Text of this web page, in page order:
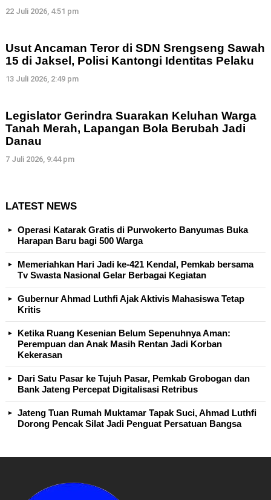
22 Juli 2026, 4:51 pm
Usut Ancaman Teror di SDN Srengseng Sawah
15 di Jaksel, Polisi Kantongi Identitas Pelaku
13 Juli 2026, 2:49 pm
Legislator Gerindra Suarakan Keluhan Warga
Tanah Merah, Lapangan Bola Berubah Jadi
Danau
7 Juli 2026, 9:44 pm
LATEST NEWS
Operasi Katarak Gratis di Purwokerto Banyumas Buka
Harapan Baru bagi 500 Warga
Memeriahkan Hari Jadi ke-421 Kendal, Pemkab bersama
Tv Swasta Nasional Gelar Berbagai Kegiatan
Gubernur Ahmad Luthfi Ajak Aktivis Mahasiswa Tetap
Kritis
Ketika Ruang Kesenian Belum Sepenuhnya Aman:
Perempuan dan Anak Masih Rentan Jadi Korban
Kekerasan
Dari Satu Pasar ke Tujuh Pasar, Pemkab Grobogan dan
Bank Jateng Percepat Digitalisasi Retribus
Jateng Tuan Rumah Muktamar Tapak Suci, Ahmad Luthfi
Dorong Pencak Silat Jadi Penguat Persatuan Bangsa